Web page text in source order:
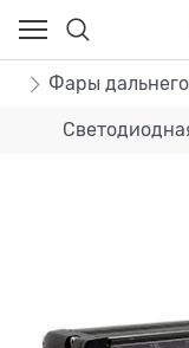
Фары